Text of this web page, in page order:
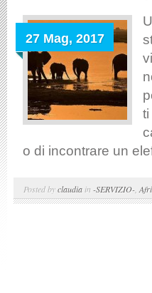
27 Mag, 2017
ti
o di incontrare un
Posted byclaudia in -SERVIZIO-